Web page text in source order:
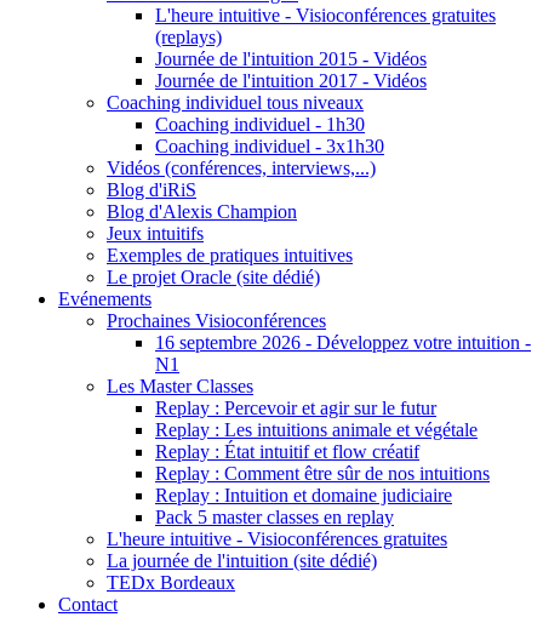
L'heure intuitive - Visioconférences gratuites
(replays)
Journée de l'intuition 2015 - Vidéos
Journée de l'intuition 2017 - Vidéos
Coaching individuel tous niveaux
Coaching individuel - 1h30
Coaching individuel - 3x1h30
Vidéos (conférences, interviews,...)
Blog d'iRiS
Blog d'Alexis Champion
Jeux intuitifs
Exemples de pratiques intuitives
Le projet Oracle (site dédié)
Evénements
Prochaines Visioconférences
16 septembre 2026 - Développez votre intuition -
N1
Les Master Classes
Replay : Percevoir et agir sur le futur
Replay : Les intuitions animale et végétale
Replay : État intuitif et flow créatif
Replay : Comment être sûr de nos intuitions
Replay : Intuition et domaine judiciaire
Pack 5 master classes en replay
L'heure intuitive - Visioconférences gratuites
La journée de l'intuition (site dédié)
TEDx Bordeaux
Contact